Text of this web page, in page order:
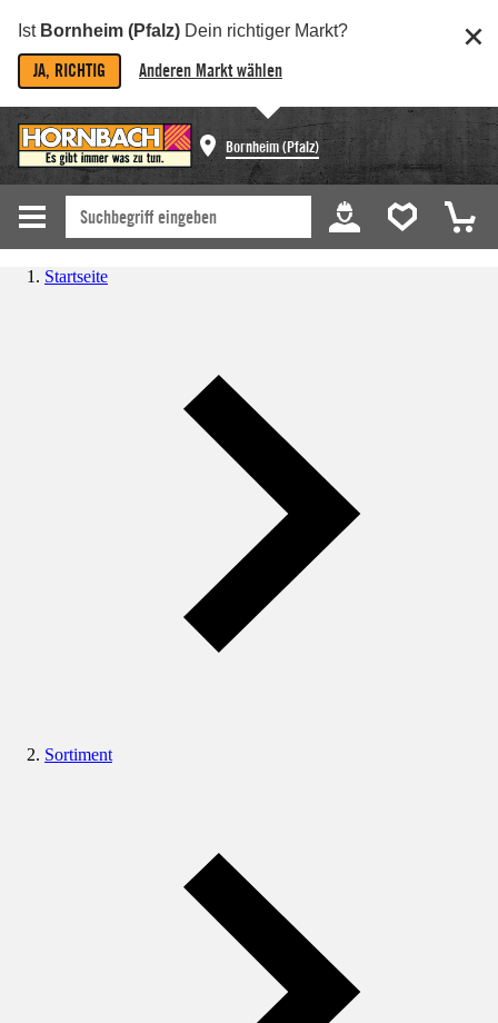
Ist Bornheim (Pfalz) Dein richtiger Markt?
JA, RICHTIG Anderen Markt wählen
Bornheim (Pfalz)
Startseite
Sortiment